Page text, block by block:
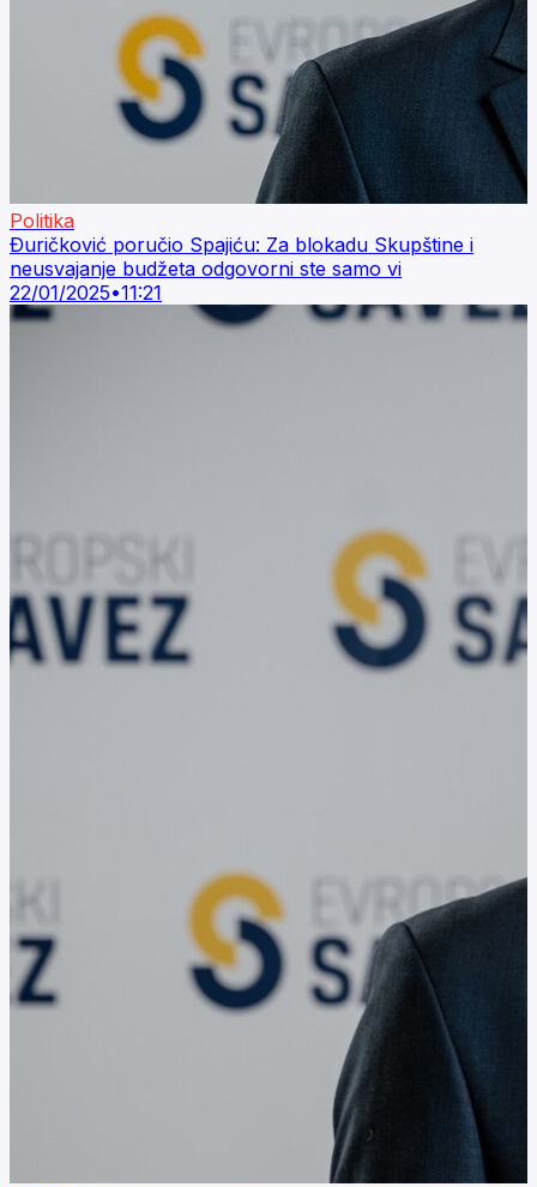
Politika
Ðuričković poručio Spajiću: Za blokadu Skupštine i
neusvajanje budžeta odgovorni ste samo vi
22/01/2025•11:21